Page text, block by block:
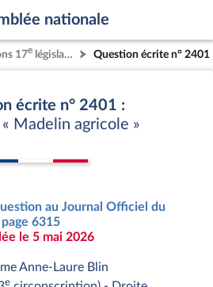
nationale
17e législature Question écrite n° 2401
écrite n° 2401 :
Madelin agricole »
au Journal Officiel du
6315
le 5 mai 2026
Anne-Laure Blin
e